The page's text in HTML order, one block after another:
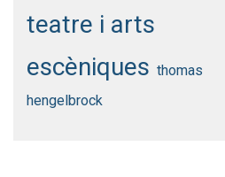
teatre i arts
escèniques thomas
hengelbrock